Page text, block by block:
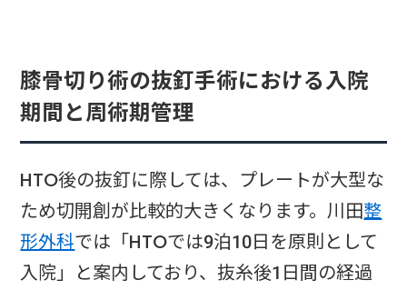
膝骨切り術の抜釘手術における入院
期間と周術期管理
HTO後の抜釘に際しては、プレートが大型な
ため切開創が比較的大きくなります。川田整
形外科では「HTOでは9泊10日を原則として
入院」と案内しており、抜糸後1日間の経過